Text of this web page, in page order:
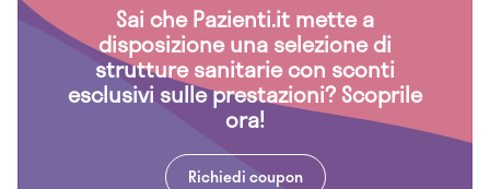
Sai che Pazienti.it mette a
disposizione una selezione di
strutture sanitarie con sconti
esclusivi sulle prestazioni? Scoprile
ora!
Richiedi coupon